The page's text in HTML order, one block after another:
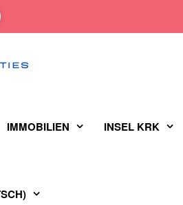
IMMOBILIEN INSEL KRK
)